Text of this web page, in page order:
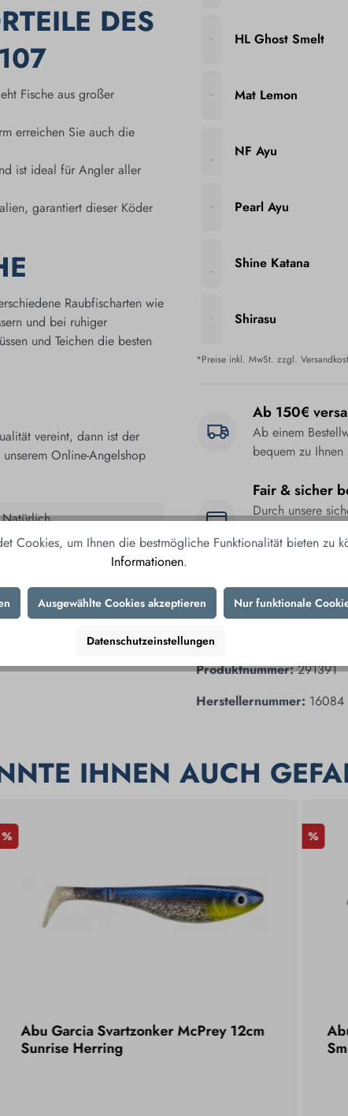
DES
Fische aus großer
erreichen Sie auch die
ist ideal für Angler aller
garantiert dieser Köder
Raubfischarten wie
und bei ruhiger
und Teichen die besten
vereint, dann ist der
Online-Angelshop
Natürlich
HL Ghost Smelt
Mat Lemon
NF Ayu
Pearl Ayu
Shine Katana
Shirasu
*Preise inkl. MwSt. zzgl.
Ab 150€
Ab einem
bequem zu Ihnen
Fair & sicher
Durch unsere
Einkaufserlebnis.
Produktnummer:291391
Herstellernummer: 16084
IHNEN AUCH
%
Abu Garcia Svartzonker McPrey 12cm
Sunrise Herring
%
Cookies, um Ihnen die bestmögliche Funktionalität bieten zu
Informationen.
Ausgewählte Cookies akzeptieren Nur funktionale
Datenschutzeinstellungen